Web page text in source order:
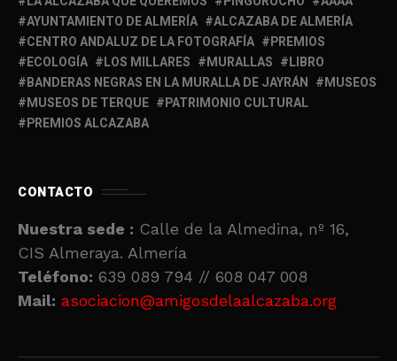
AYUNTAMIENTO DE ALMERÍA
ALCAZABA DE ALMERÍA
CENTRO ANDALUZ DE LA FOTOGRAFÍA
PREMIOS
ECOLOGÍA
LOS MILLARES MURALLAS
LIBRO
BANDERAS NEGRAS EN LA MURALLA DE JAYRÁN
MUSEOS
MUSEOS DE TERQUE
PATRIMONIO CULTURAL
PREMIOS ALCAZABA
CONTACTO
Nuestra sede : Calle de la Almedina, nº 16,
CIS Almeraya. Almería
Teléfono: 639 089 794 // 608 047 008
Mail: asociacion@amigosdelaalcazaba.org